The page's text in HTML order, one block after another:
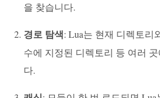
을 찾습니다.
경로 탐색: Lua는 현재 디렉토리
수에 지정된 디렉토리 등 여러
다.